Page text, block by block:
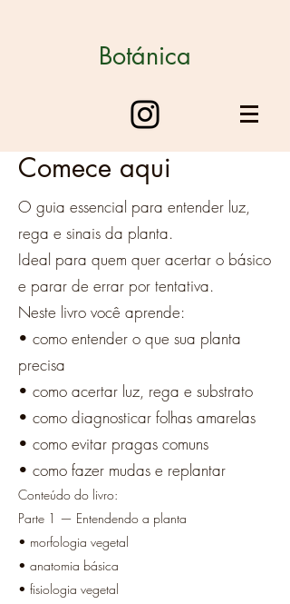
Botánica
Comece aqui
O guia essencial para entender luz,
rega e sinais da planta.
Ideal para quem quer acertar o básico
e parar de errar por tentativa.
Neste livro você aprende:
• como entender o que sua planta
precisa
• como acertar luz, rega e substrato
• como diagnosticar folhas amarelas
• como evitar pragas comuns
• como fazer mudas e replantar
Conteúdo do livro:
Parte 1 — Entendendo a planta
• morfologia vegetal
• anatomia básica
• fisiologia vegetal